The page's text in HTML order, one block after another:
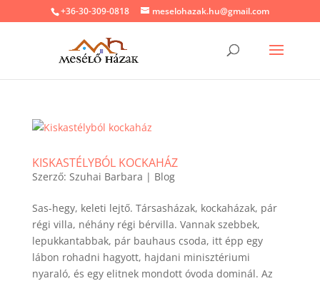
+36-30-309-0818 meselohazak.hu@gmail.com
KISKASTÉLYBÓL KOCKAHÁZ
Szerző: Szuhai Barbara | Blog
Sas-hegy, keleti lejtő. Társasházak, kockaházak, pár
régi villa, néhány régi bérvilla. Vannak szebbek,
lepukkantabbak, pár bauhaus csoda, itt épp egy
lábon rohadni hagyott, hajdani minisztériumi
nyaraló, és egy elitnek mondott óvoda dominál. Az